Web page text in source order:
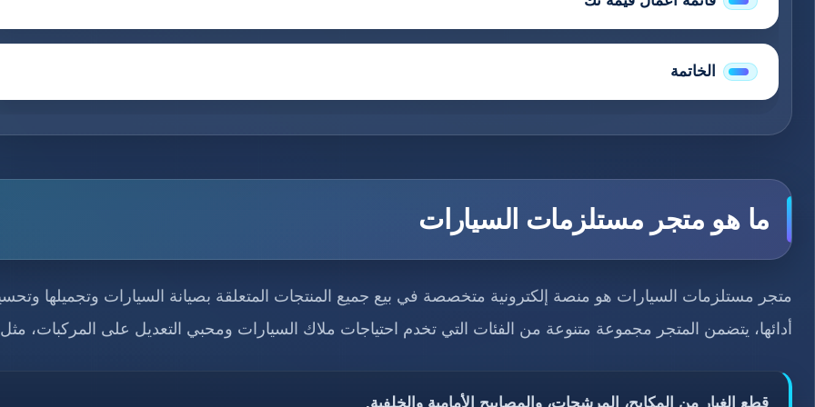
الخاتمة
ما هو متجر مستلزمات السيارات
متجر مستلزمات السيارات هو منصة إلكترونية متخصصة في بيع جميع المنتجات المتعلقة بصيانة السيارات وتجميلها
أدائها، يتضمن المتجر مجموعة متنوعة من الفئات التي تخدم احتياجات ملاك السيارات ومحبي التعديل على المركبات،
قطع الغيار من المكابح، المرشحات، والمصابيح الأمامية والخلفية.